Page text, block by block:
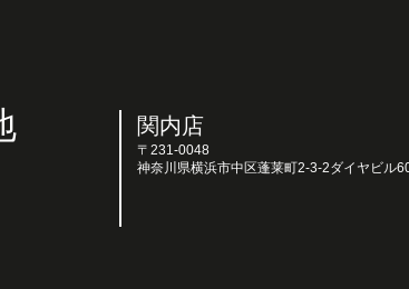
関内店
〒231-0048
神奈川県横浜市中区蓬莱町2-3-2ダイヤビル